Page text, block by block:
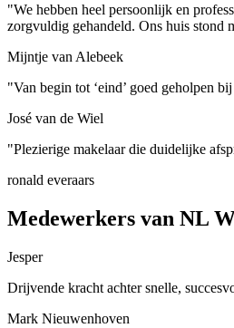
"We hebben heel persoonlijk en
zorgvuldig gehandeld. Ons huis stond
Mijntje van Alebeek
"Van begin tot ‘eind’ goed geholpen
José van de Wiel
"Plezierige makelaar die duidelijke
ronald everaars
Medewerkers van NL
Jesper
Drijvende kracht achter snelle,
Mark Nieuwenhoven